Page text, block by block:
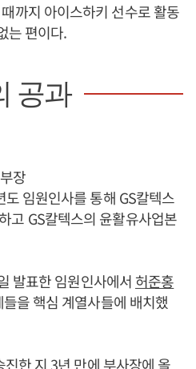
까지 아이스하키 선수로 활동
는 편이다.
공과
장
도 임원인사를 통해 GS칼텍스
고 GS칼텍스의 윤활유사업본
발표한 임원인사에서 허준홍
을 핵심 계열사들에 배치했
한 지 3년 만에 부사장에 올